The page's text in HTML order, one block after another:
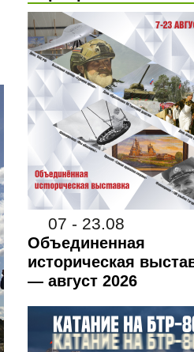
07 - 23.08
Объединенная
историческая
— август 2026